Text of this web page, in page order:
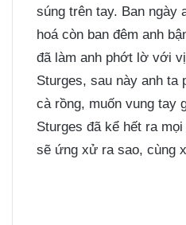
súng trên tay. Ban ngày
hoá còn ban đêm anh
đã làm anh phớt lờ với
Sturges, sau này anh ta
cà rồng, muốn vung tay
Sturges đã kể hết ra
sẽ ứng xử ra sao, cùng